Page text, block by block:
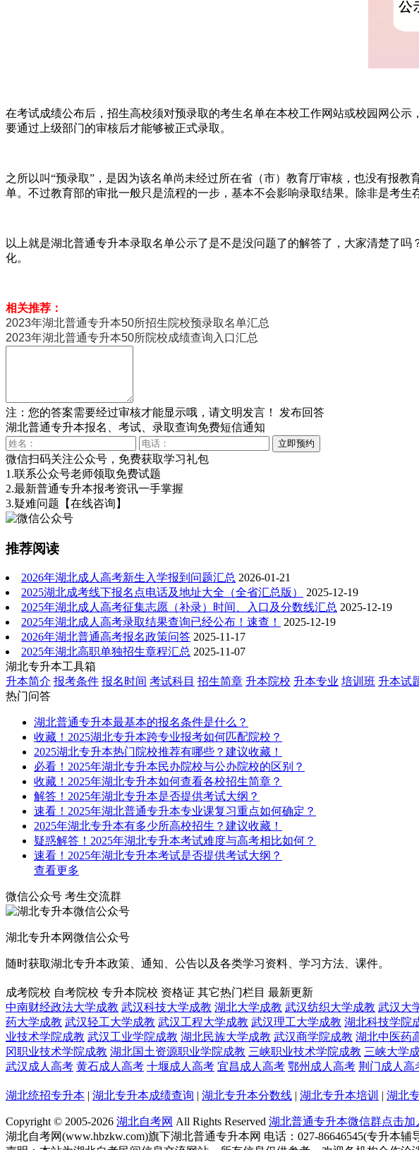
在考试成绩公布后，招生高校须对预录取的考生名单在本校工作网站或校园网公
要通过上级部门的审核后才能够被正式录取。
之所以叫“预录取”，是因为该名单尚未经过所在省（市）教育厅审核，也没有报
单。不过教育部的审批一般只是流程的一步，基本不会影响录取结果。除非是考
以上就是湖北普通专升本录取名单公示了是不是没问题了的解答了，大家清楚了
化。
相关推荐：
2023年湖北普通专升本50所招生院校预录取名单汇总
2023年湖北普通专升本50所院校成绩查询入口汇总
注：您的答案需要经过审核才能显示哦，请文明发言！
发布回答
湖北普通专升本报名、考试、录取查询免费短信通知
微信扫码关注公众号，免费获取学习礼包
1.联系公众号老师领取免费试题
2.最新普通专升本报考资讯一手掌握
3.疑难问题 【在线咨询】
推荐阅读
2026年湖北成人高考新生入学报到问题汇总 2026-01-21
2025湖北成考线下报名点电话及地址大全（全省汇总版）
2025-12-19
2025年湖北成人高考征集志愿（补录）时间、入口及分数线汇总 2025-12-19
2025年湖北成人高考录取结果查询已经公布！速查！
2025-12-19
2026年湖北普通高考报名政策问答 2025-11-17
2025年湖北高职单独招生章程汇总 2025-11-07
湖北专升本工具箱
升本简介 报考条件 报名时间 考试科目 招生简章 升本院校 升本专业 培训班 升本试
热门问答
湖北普通专升本最基本的报名条件是什么？
收藏！2025湖北专升本跨专业报考如何匹配院校？
2025湖北专升本热门院校推荐有哪些？建议收藏！
必看！2025年湖北专升本民办院校与公办院校的区别？
收藏！2025年湖北专升本如何查看各校招生简章？
解答！2025年湖北专升本是否提供考试大纲？
速看！2025年湖北普通专升本专业课复习重点如何确定？
2025年湖北专升本有多少所高校招生？建议收藏！
疑惑解答！2025年湖北专升本考试难度与高考相比如何？
速看！2025年湖北专升本考试是否提供考试大纲？
查看更多
微信公众号 考生交流群
湖北专升本网微信公众号
随时获取湖北专升本政策、通知、公告以及各类学习资料、学习方法、课件。
成考院校 自考院校 专升本院校 资格证 其它热门栏目 最新更新
中南财经政法大学成教 武汉科技大学成教 湖北大学成教 武汉纺织大学成教 武汉大
药大学成教 武汉轻工大学成教 武汉工程大学成教 武汉理工大学成教 湖北科技学院
业技术学院成教 武汉工业学院成教 湖北民族大学成教 武汉商学院成教 湖北中医药
冈职业技术学院成教 湖北国土资源职业学院成教 三峡职业技术学院成教 三峡大学
武汉成人高考 黄石成人高考 十堰成人高考 宜昌成人高考 鄂州成人高考 荆门成人高
湖北统招专升本 | 湖北专升本成绩查询 | 湖北专升本分数线 | 湖北专升本培训 | 湖北
Copyright © 2005-2026 湖北自考网 All Rights Reserved 湖北普通专升本微信群点击加
湖北自考网(www.hbzkw.com)旗下湖北普通专升本网 电话：027-86646545(专升本辅